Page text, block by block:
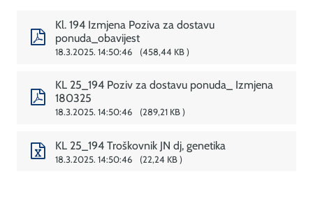
Kl. 194 Izmjena Poziva za dostavu
ponuda_obavijest
18.3.2025. 14:50:46 458,44 KB
KL 25_194 Poziv za dostavu ponuda_ Izmjena
180325
18.3.2025. 14:50:46 289,21 KB
KL 25_194 Troškovnik JN dj, genetika
18.3.2025. 14:50:46 22,24 KB